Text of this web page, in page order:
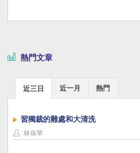
熱門文章
近三日 近一月 熱門
習獨裁的難處和大清洗
林保華